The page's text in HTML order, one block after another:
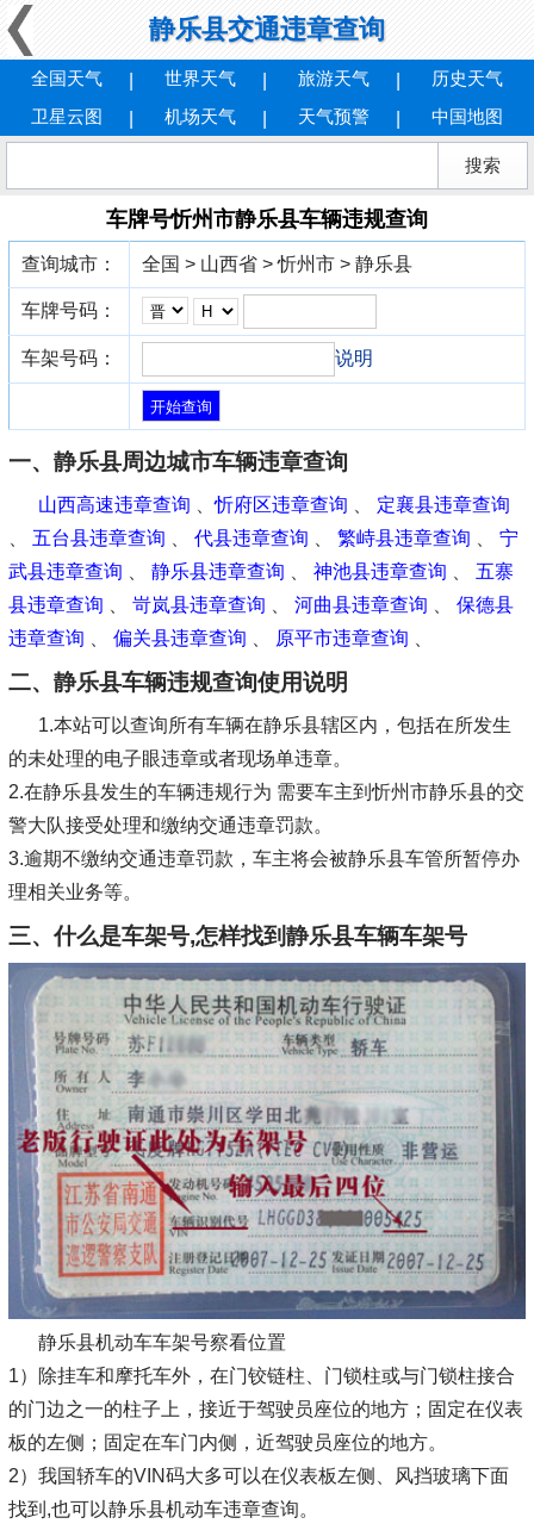
静乐县交通违章查询
全国天气 世界天气 旅游天气
历史天气
卫星云图
机场天气 天气预警 中国地图
车牌号忻州市静乐县车辆违规查询
查询城市： 全国 > 山西省 > 忻州市 > 静乐县
车牌号码：
车架号码： 说明
一、静乐县周边城市车辆违章查询
山西高速违章查询 、忻府区违章查询
定襄县违章查询
五台县违章查询 代县违章查询 繁峙县违章查询
宁
武县违章查询
静乐县违章查询 神池县违章查询
五寨
县违章查询
岢岚县违章查询 河曲县违章查询
保德县
违章查询
偏关县违章查询 原平市违章查询
二、静乐县车辆违规查询使用说明
1.本站可以查询所有车辆在静乐县辖区内，包括在所发生
的未处理的电子眼违章或者现场单违章。
2.在静乐县发生的车辆违规行为 需要车主到忻州市静乐县的交
警大队接受处理和缴纳交通违章罚款。
3.逾期不缴纳交通违章罚款，车主将会被静乐县车管所暂停办
理相关业务等。
三、什么是车架号,怎样找到静乐县车辆车架号
静乐县机动车车架号察看位置
1）除挂车和摩托车外，在门铰链柱、门锁柱或与门锁柱接合
的门边之一的柱子上，接近于驾驶员座位的地方；固定在仪表
板的左侧；固定在车门内侧，近驾驶员座位的地方。
2）我国轿车的VIN码大多可以在仪表板左侧、风挡玻璃下面
找到,也可以静乐县机动车违章查询。